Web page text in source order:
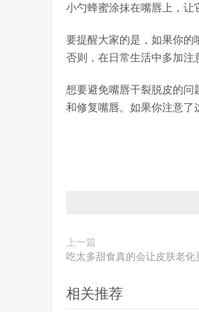
小勺蜂蜜涂抹在嘴唇上，让
要提醒大家的是，如果你的
否则，在日常生活中多加注
想要避免嘴唇干裂脱皮的问
和修复嘴唇。如果你注意了
上一篇
吃太多甜食真的会让皮肤老化
相关推荐